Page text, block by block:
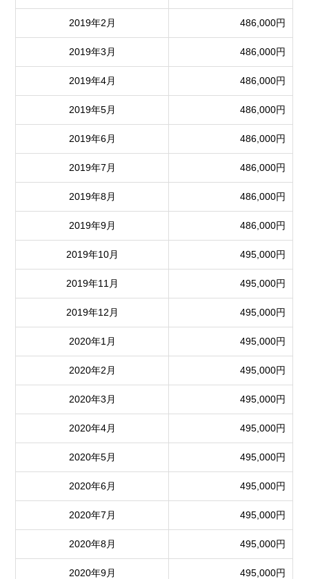
2019年2月 486,000円
2019年3月 486,000円
2019年4月 486,000円
2019年5月 486,000円
2019年6月 486,000円
2019年7月 486,000円
2019年8月 486,000円
2019年9月 486,000円
2019年10月 495,000円
2019年11月 495,000円
2019年12月 495,000円
2020年1月 495,000円
2020年2月 495,000円
2020年3月 495,000円
2020年4月 495,000円
2020年5月 495,000円
2020年6月 495,000円
2020年7月 495,000円
2020年8月 495,000円
2020年9月 495,000円